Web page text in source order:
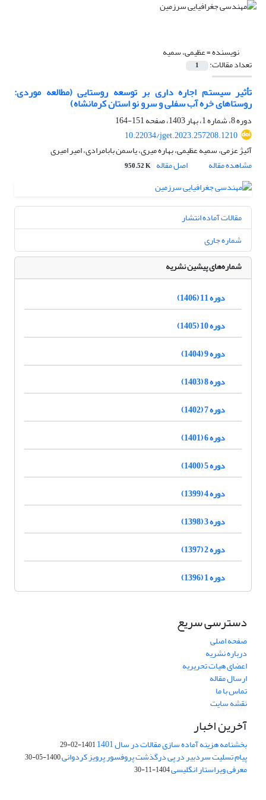
نویسنده =عظیمی، سمیه
تعداد مقالات: 1
تأثیر سیستم اجاره داری بر توسعه روستایی (مطالعه موردی:
روستاهای خره آب سفلی و سرو نو استان کرمانشاه)
دوره 8، شماره 1، بهار 1403، صفحه
151-164
10.22034/jget.2023.257208.1210
آئیژ عزمی، سمیه عظیمی، بهاره میری، یاسمن بابامرادی، امیر امیری
مشاهده مقاله
اصل مقاله 950.52 K
مقالات آماده انتشار
شماره جاری
شماره‌های پیشین نشریه
دوره 11 (1406)
دوره 10 (1405)
دوره 9 (1404)
دوره 8 (1403)
دوره 7 (1402)
دوره 6 (1401)
دوره 5 (1400)
دوره 4 (1399)
دوره 3 (1398)
دوره 2 (1397)
دوره 1 (1396)
دسترسی سریع
صفحه اصلی
درباره نشریه
اعضای هیات تحریریه
ارسال مقاله
تماس با ما
نقشه سایت
آخرین اخبار
بخشنامه هزینه آماده سازی مقالات در سال 1401 1401-02-29
پیام تسلیت سردبیر در پی درگذشت پروفسور پرویز کردوانی1400-05-30
معرفی ویراستار انگلیسی1404-11-30